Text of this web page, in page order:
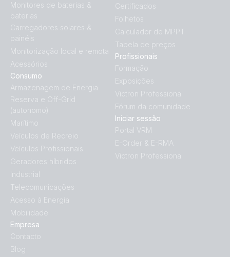
Monitores de baterias &
baterias
Carregadores solares &
painéis
Monitorização local e remota
Acessórios
Consumo
Armazenagem de Energia
Reserva e Off-Grid
(autonomo)
Marítimo
Veículos de Recreio
Veículos Profissionais
Geradores híbridos
Industrial
Telecomunicações
Acesso à Energia
Mobilidade
Empresa
Contacto
Blog
Certificados
Folhetos
Calculador de MPPT
Tabela de preços
Profissionais
Formação
Exposições
Victron Professional
Fórum da comunidade
Iniciar sessão
Portal VRM
E-Order & E-RMA
Victron Professional